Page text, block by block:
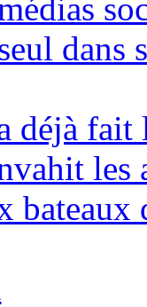
dans
déjà
les
bateaux